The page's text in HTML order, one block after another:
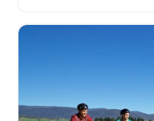
この5時間のガイド付き